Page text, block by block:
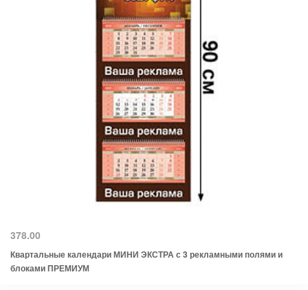
378.00
Квартальные календари МИНИ ЭКСТРА с 3 рекламными полями и
блоками ПРЕМИУМ